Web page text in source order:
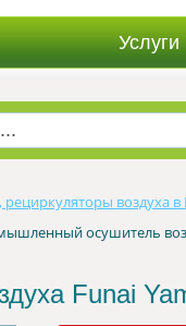
воздуха в
осушитель
Funai